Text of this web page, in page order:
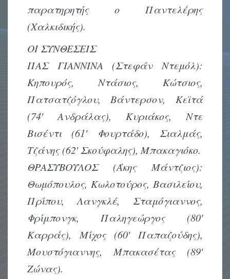
παρατηρητής ο Παντελέρης
(Χαλκιδικής).
ΟΙ ΣΥΝΘΕΣΕΙΣ
ΠΑΣ ΓΙΑΝΝΙΝΑ (Στεφάν Ντεμόλ):
Κηπουρός, Ντάσιος, Κώτσιος,
Πατσατζόγλου, Βάντερσον, Κεϊτά
(74′ Ανδράλας), Κυριάκος, Ντε
Βισέντι (61′ Φουρτάδο), Σιαλμάς,
Τζάνης (62′ Σκούφαλης), Μπακαγιόκο.
ΘΡΑΣΥΒΟΥΛΟΣ (Άκης Μάντζιος):
Θωμόπουλος, Κωλοτούρος, Βασιλείου,
Πρίπου, Λανγκλέ, Σταμόγιαννος,
Φρίμπονγκ, Παληγεώργος (80′
Καρράς), Μίχος (60′ Παπαζούδης),
Μουστόγιαννης, Μπακασέτας (89′
Ζώνας).